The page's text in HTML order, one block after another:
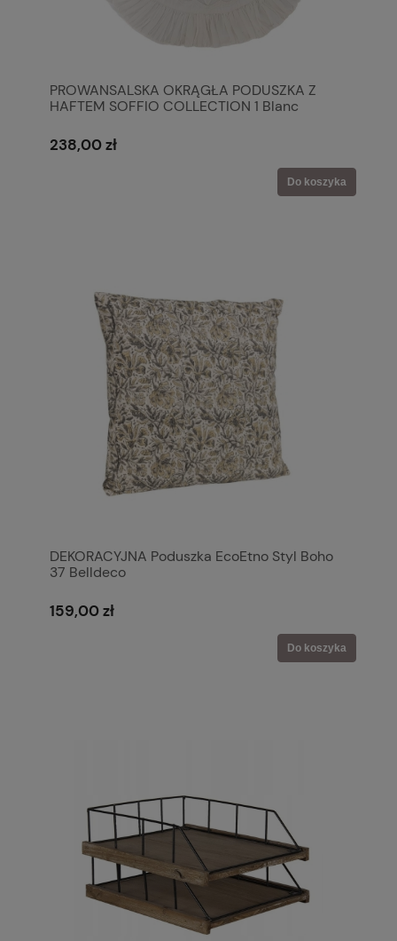
PROWANSALSKA OKRĄGŁA PODUSZKA Z
HAFTEM SOFFIO COLLECTION 1 Blanc
238,00 zł
Do koszyka
DEKORACYJNA Poduszka EcoEtno Styl Boho
37 Belldeco
159,00 zł
Do koszyka